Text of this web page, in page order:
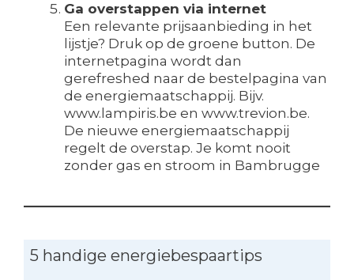
Ga overstappen via internet
Een relevante prijsaanbieding in het
lijstje? Druk op de groene button. De
internetpagina wordt dan
gerefreshed naar de bestelpagina van
de energiemaatschappij. Bijv.
www.lampiris.be en www.trevion.be.
De nieuwe energiemaatschappij
regelt de overstap. Je komt nooit
zonder gas en stroom in Bambrugge
5 handige energiebespaartips